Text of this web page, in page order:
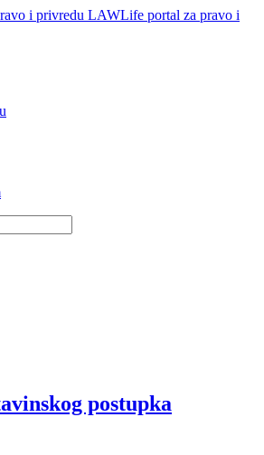
LAWLife portal za pravo i
postupka​